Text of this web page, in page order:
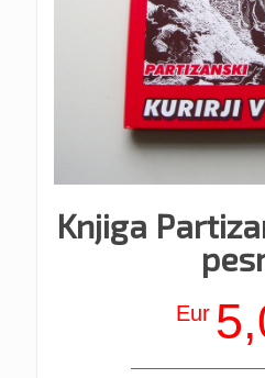
Knjiga
Eur